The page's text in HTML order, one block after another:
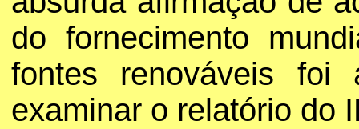
do fornecimento
fontes renováveis foi
examinar o relatório do